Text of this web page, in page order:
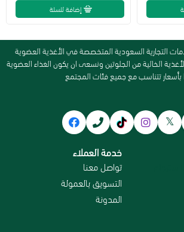
إضافة للسلة
التجارية السعودية المتخصصة في الأغذية العضوية
الخالية من الجلوتين ونسعى ان يكون الغذاء العضوية
بأسعار تتناسب مع جميع فئات المجتمع
خدمة العملاء
تواصل معنا
التسويق بالعمولة
المدونة